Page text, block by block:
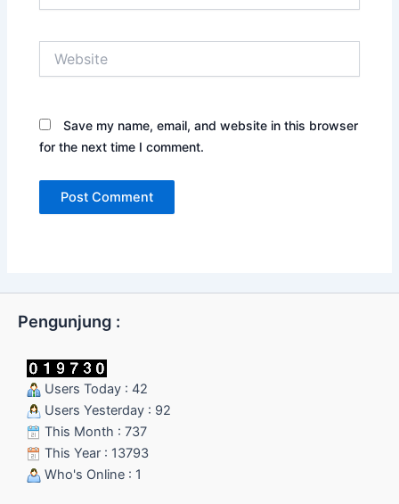
Save my name, email, and website in this browser
for the next time I comment.
Pengunjung :
Users Today : 42
Users Yesterday : 92
This Month : 737
This Year : 13793
Who's Online : 1